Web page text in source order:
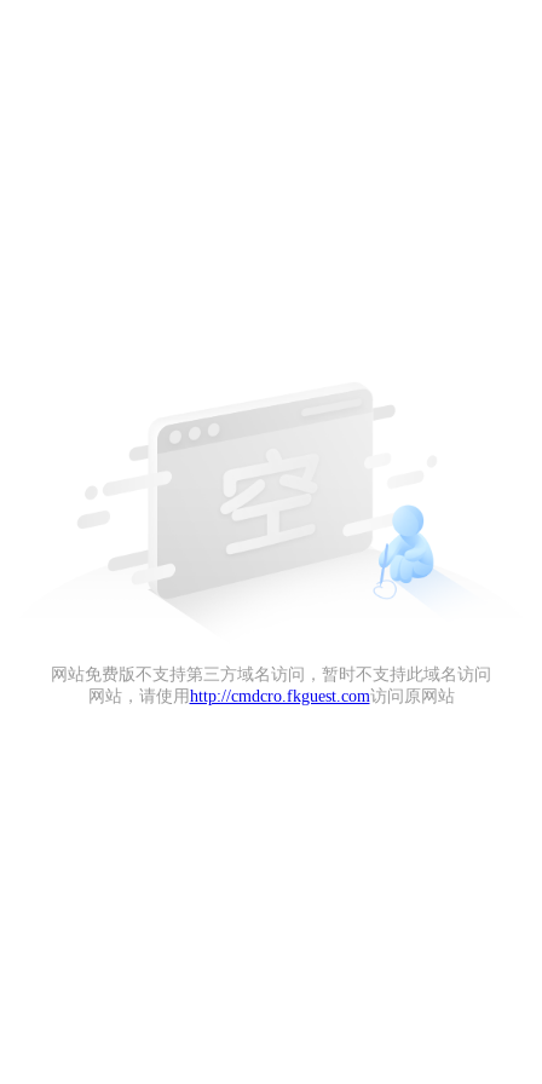
网站免费版不支持第三方域名访问，暂时不支持此域名访问
网站，请使用 http://cmdcro.fkguest.com访问原网站